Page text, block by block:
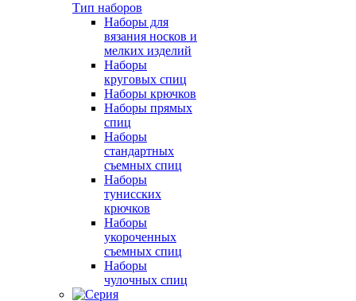
Тип наборов
Наборы для
вязания носков и
мелких изделий
Наборы
круговых спиц
Наборы крючков
Наборы прямых
спиц
Наборы
стандартных
съемных спиц
Наборы
тунисских
крючков
Наборы
укороченных
съемных спиц
Наборы
чулочных спиц